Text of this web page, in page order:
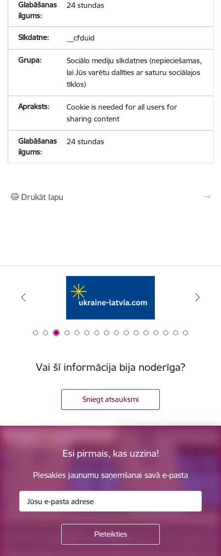
24 stundas
__cfduid
Sociālo mediju sīkdatnes (nepieciešamas,
lai Jūs varētu dalīties ar saturu sociālajos
tīklos)
Cookie is needed for all users for
sharing content
24 stundas
Drukāt lapu
Vai šī informācija bija noderīga?
Sniegt atsauksmi
Esi pirmais, kas uzzina!
Piesakies jaunumu saņemšanai savā e-pasta